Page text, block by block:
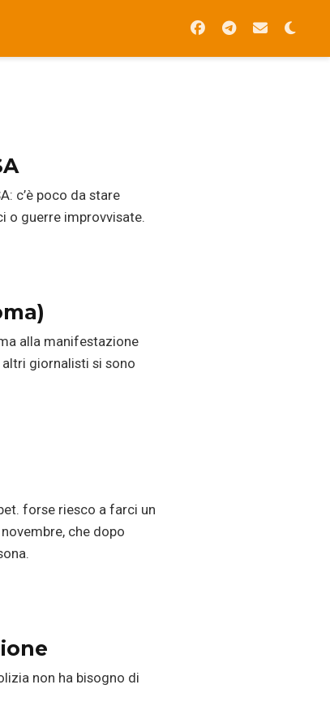
c’è poco da stare
o guerre improvvisate.
alla manifestazione
altri giornalisti si sono
forse riesco a farci un
che dopo
non ha bisogno di